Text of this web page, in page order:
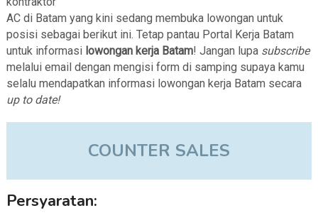
AC di Batam yang kini sedang membuka lowongan untuk
posisi sebagai berikut ini. Tetap pantau Portal Kerja Batam
untuk informasi lowongan kerja Batam! Jangan lupa subscribe
melalui email dengan mengisi form di samping supaya kamu
selalu mendapatkan informasi lowongan kerja Batam secara
up to date!
COUNTER SALES
Persyaratan: